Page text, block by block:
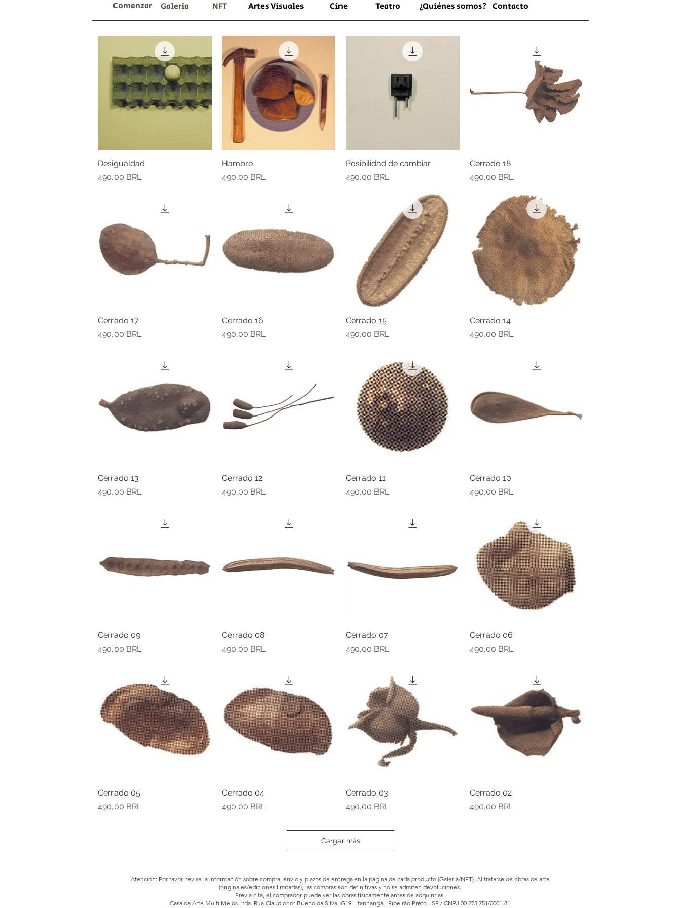
Comenzar Teatro
Artes Visuales Cine ¿Quiénes somos? Contacto
NFT
Galeria
Vista rápida
Desigualdad
Precio
490,00 BRL
Hambre
Precio
490,00 BRL
Vista rápida
Posibilidad de cambiar
Precio
490,00 BRL
Vista rápida
Cerrado 18
Precio
490,00 BRL
Vista rápida
Cerrado 17
Precio
490,00 BRL
Vista rápida
Cerrado 16
Precio
490,00 BRL
Vista rápida
Cerrado 15
Precio
490,00 BRL
Vista rápida
Cerrado 14
Precio
490,00 BRL
Vista rápida
Cerrado 13
Precio
490,00 BRL
Vista rápida
Cerrado 12
Precio
490,00 BRL
Vista rápida
Cerrado 11
Precio
490,00 BRL
Vista rápida
Cerrado 10
Precio
490,00 BRL
Vista rápida
Cerrado 09
Precio
490,00 BRL
Vista rápida
Cerrado 08
Precio
490,00 BRL
Vista rápida
Cerrado 07
Precio
490,00 BRL
Vista rápida
Cerrado 06
Precio
490,00 BRL
Vista rápida
Cerrado 05
Precio
490,00 BRL
Vista rápida
Cerrado 04
Precio
490,00 BRL
Vista rápida
Cerrado 03
Precio
490,00 BRL
Vista rápida
Cerrado 02
Precio
490,00 BRL
Cargar más
Atención: Por favor, revise la información sobre compra, envío y plazos de entrega en la página de cada producto (Galería/NFT). Al tratarse de obras de arte
(originales/ediciones limitadas), las compras son definitivas y no se admiten devoluciones.
Previa cita, el comprador puede ver las obras físicamente antes de adquirirlas.
Casa da Arte Multi Meios Ltda. Rua Claudionor Bueno da Silva, G19 - Itanhangá - Ribeirão Preto - SP / CNPJ 00.273.751/0001-81